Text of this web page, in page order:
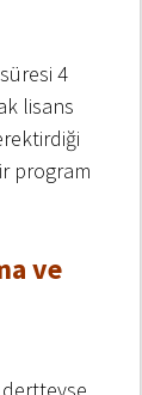
4
lisans
program
ve